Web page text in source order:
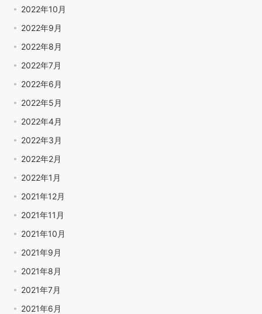
2022年10月
2022年9月
2022年8月
2022年7月
2022年6月
2022年5月
2022年4月
2022年3月
2022年2月
2022年1月
2021年12月
2021年11月
2021年10月
2021年9月
2021年8月
2021年7月
2021年6月